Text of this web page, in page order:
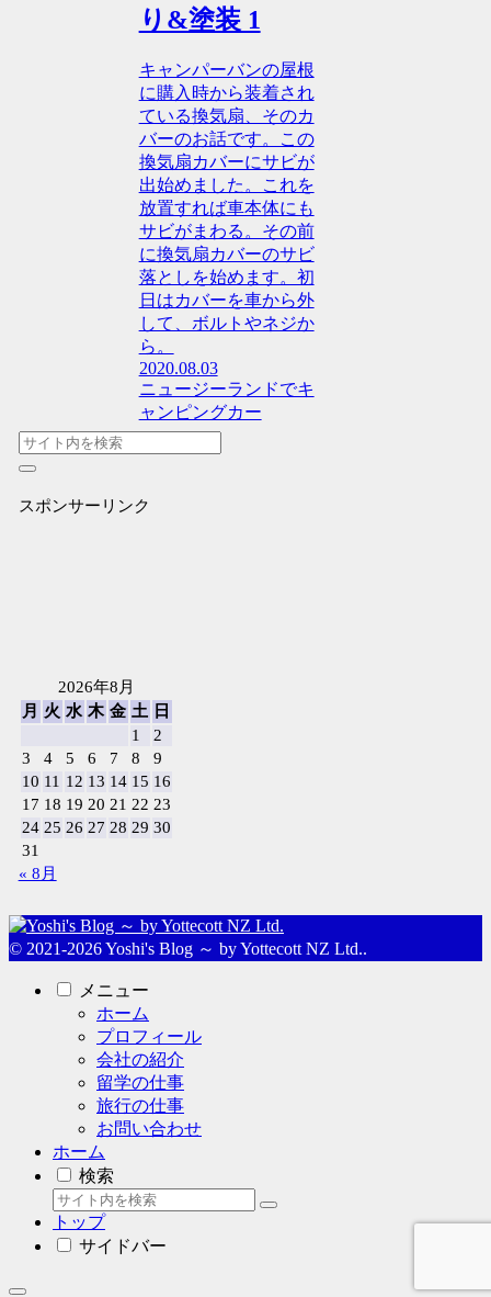
り&塗装 1
キャンパーバンの屋根
に購入時から装着され
ている換気扇、そのカ
バーのお話です。この
換気扇カバーにサビが
出始めました。これを
放置すれば車本体にも
サビがまわる。その前
に換気扇カバーのサビ
落としを始めます。初
日はカバーを車から外
して、ボルトやネジか
ら。
2020.08.03
ニュージーランドでキ
ャンピングカー
スポンサーリンク
2026年8月
月
火 水 木 金 土
日
1
2
3
4 5 6 7 8
9
10 11 12 13 14 15 16
17 18 19 20 21 22 23
24 25 26 27 28 29 30
31
« 8月
© 2021-2026 Yoshi's Blog ～ by Yottecott NZ Ltd..
メニュー
ホーム
プロフィール
会社の紹介
留学の仕事
旅行の仕事
お問い合わせ
ホーム
検索
トップ
サイドバー